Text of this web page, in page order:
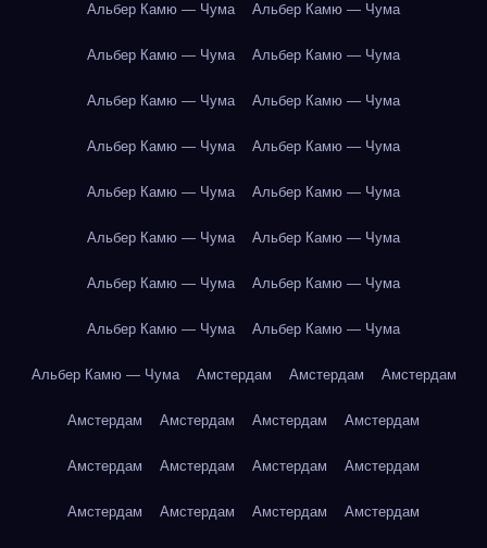
Альбер Камю — Чума Альбер Камю — Чума
Альбер Камю — Чума Альбер Камю — Чума
Альбер Камю — Чума Альбер Камю — Чума
Альбер Камю — Чума Альбер Камю — Чума
Альбер Камю — Чума Альбер Камю — Чума
Альбер Камю — Чума Альбер Камю — Чума
Альбер Камю — Чума Альбер Камю — Чума
Альбер Камю — Чума Альбер Камю — Чума
Альбер Камю — Чума Амстердам Амстердам Амстердам
Амстердам Амстердам Амстердам Амстердам
Амстердам Амстердам Амстердам Амстердам
Амстердам Амстердам Амстердам Амстердам